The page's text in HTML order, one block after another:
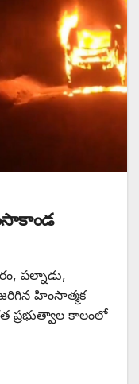
పల్నాడు,
హింసాత్మక
కాలంలో